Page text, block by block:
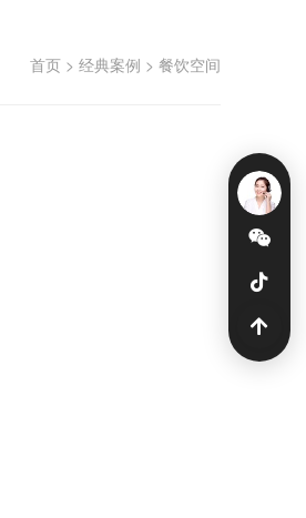
首页 > 经典案例 > 餐饮空间